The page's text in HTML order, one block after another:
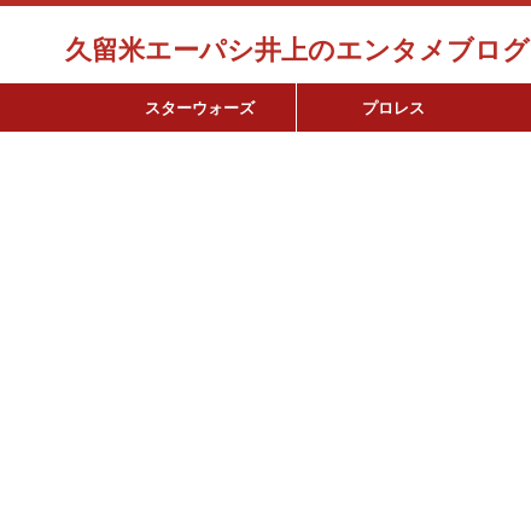
久留米エーパシ井上のエンタメブログ
スターウォーズ プロレス